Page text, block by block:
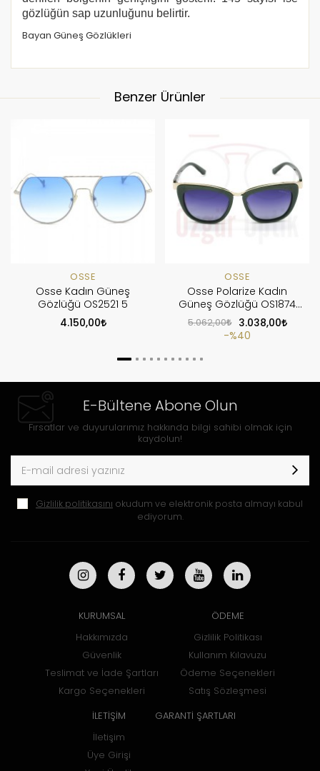
gözlüğün sap uzunluğunu belirtir.
Bayan Güneş Gözlükleri
Benzer Ürünler
OSSE
Osse Kadın Güneş
Gözlüğü OS2521 5
4.150,00
OSSE
Osse Polarize Kadın
Güneş Gözlüğü OS1874
COL03
5.062,00
3.038,00
%40
E-Bültene Abone Olun
Fırsatlar ve duyurularımız hakkında bilgi sahibi olmak için
kaydolun!
Gizlilik politikasını okudum ve elektronik posta almayı kabul
ediyorum.
KURUMSAL
Hakkımızda
Güvenlik
Teslimat ve İade Şartları
Kargo Seçenekleri
ÖDEME
Gizlilik Politikası
Kullanım Kılavuzu
Ödeme Seçenekleri
Satış Sözleşmesi
İLETİŞİM
İletişim
Üye Girişi
GARANTİ ŞARTLARI